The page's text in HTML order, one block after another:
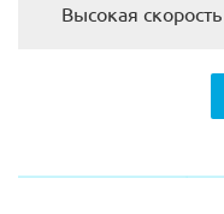
Высокая скорость